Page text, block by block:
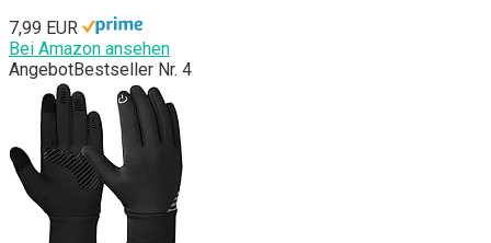
7,99 EUR
Bei Amazon ansehen
AngebotBestseller Nr. 4